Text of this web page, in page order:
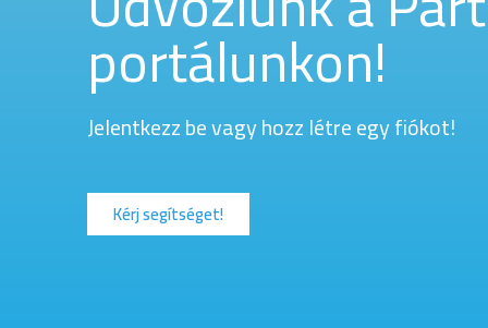
portálunkon!
Jelentkezz be vagy hozz létre egy fiókot!
Kérj segítséget!